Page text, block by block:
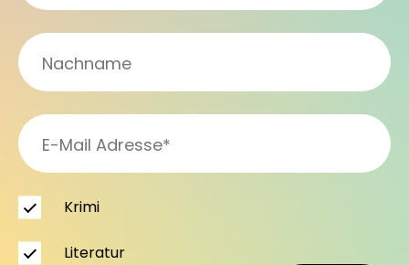
Krimi
Literatur